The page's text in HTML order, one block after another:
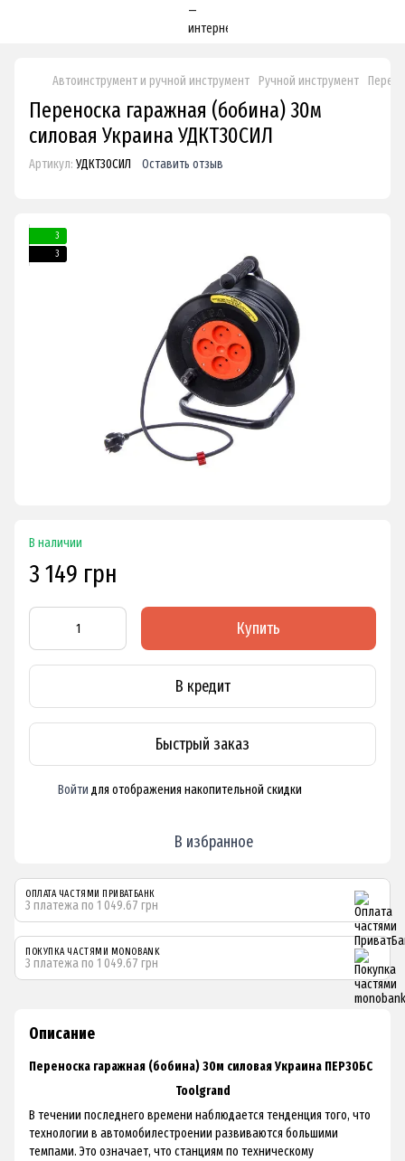
Автоинструмент и ручной инструмент Ручной инструмент
Переноска гаражная (бобина) 30м
силовая Украина УДКТ30СИЛ
Артикул: УДКТ30СИЛ Оставить отзыв
3
3
В наличии
3 149 грн
Купить
В кредит
Быстрый заказ
Войти для отображения накопительной скидки
В избранное
ОПЛАТА ЧАСТЯМИ ПРИВАТБАНК
3 платежа по 1 049.67 грн
ПОКУПКА ЧАСТЯМИ MONOBANK
3 платежа по 1 049.67 грн
Описание
Переноска гаражная (бобина) 30м силовая Украина ПЕР30БС
Toolgrand
В течении последнего времени наблюдается тенденция того, что
технологии в автомобилестроении развиваются большими
темпами. Это означает, что станциям по техническому